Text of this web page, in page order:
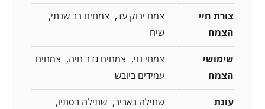
צורת חיי
הצמח
צמח ירוק עד
צמחים רב שנתי
שיח
שימושי
הצמח
צמחי נוי צמחים גדר חיה
צמחים
עמידים ביובש
עונת
שתילה באביב שתילה בסתיו